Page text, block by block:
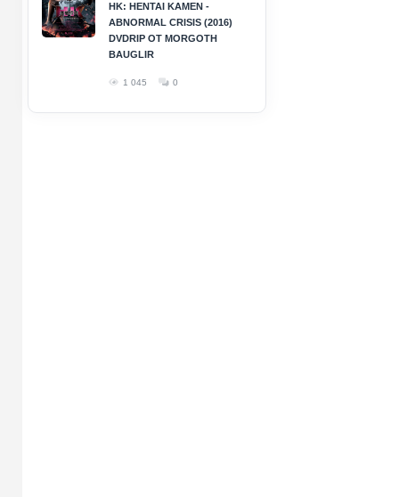
HK: HENTAI KAMEN -
ABNORMAL CRISIS (2016)
DVDRIP ОТ MORGOTH
BAUGLIR
1 045 0